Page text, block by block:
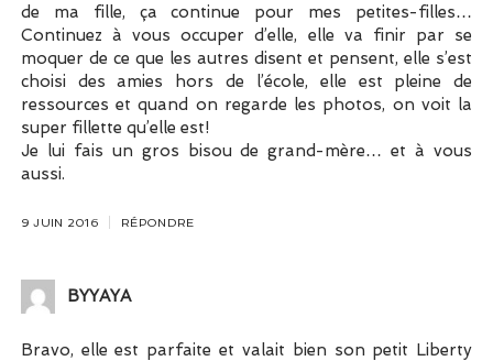
de ma fille, ça continue pour mes petites-filles…
Continuez à vous occuper d’elle, elle va finir par se
moquer de ce que les autres disent et pensent, elle s’est
choisi des amies hors de l’école, elle est pleine de
ressources et quand on regarde les photos, on voit la
super fillette qu’elle est!
Je lui fais un gros bisou de grand-mère… et à vous
aussi.
9 JUIN 2016 RÉPONDRE
BYYAYA
Bravo, elle est parfaite et valait bien son petit Liberty